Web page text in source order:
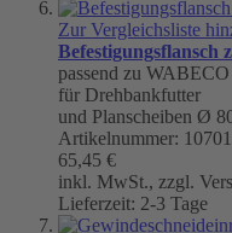
Zur Vergleichsliste
Befestigungsflansch
passend zu
für Drehbankfutter
und Planscheiben Ø
Artikelnummer: 10701
65,45 €
inkl. MwSt., zzgl.
Lieferzeit: 2-3 Tage